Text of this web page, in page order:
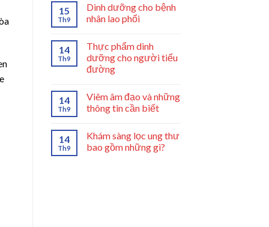
15
Th9
Dinh dưỡng cho bệnh
nhân lao phổi
14
Th9
Thực phẩm dinh
dưỡng cho người tiểu
đường
14
Th9
Viêm âm đạo và những
thông tin cần biết
14
Th9
Khám sàng lọc ung thư
bao gồm những gì?